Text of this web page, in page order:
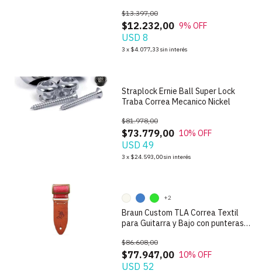
$12.232,00
$13.397,00
9% OFF
USD 8
3 x $4.077,33 sin interés
Straplock Ernie Ball Super Lock
Traba Correa Mecanico Nickel
$73.779,00
$81.978,00
10% OFF
USD 49
3 x $24.593,00sin interés
Braun Custom TLA Correa Textil
para Guitarra y Bajo con punteras
$77.947,00
$86.608,00
10% OFF
USD 52
+2